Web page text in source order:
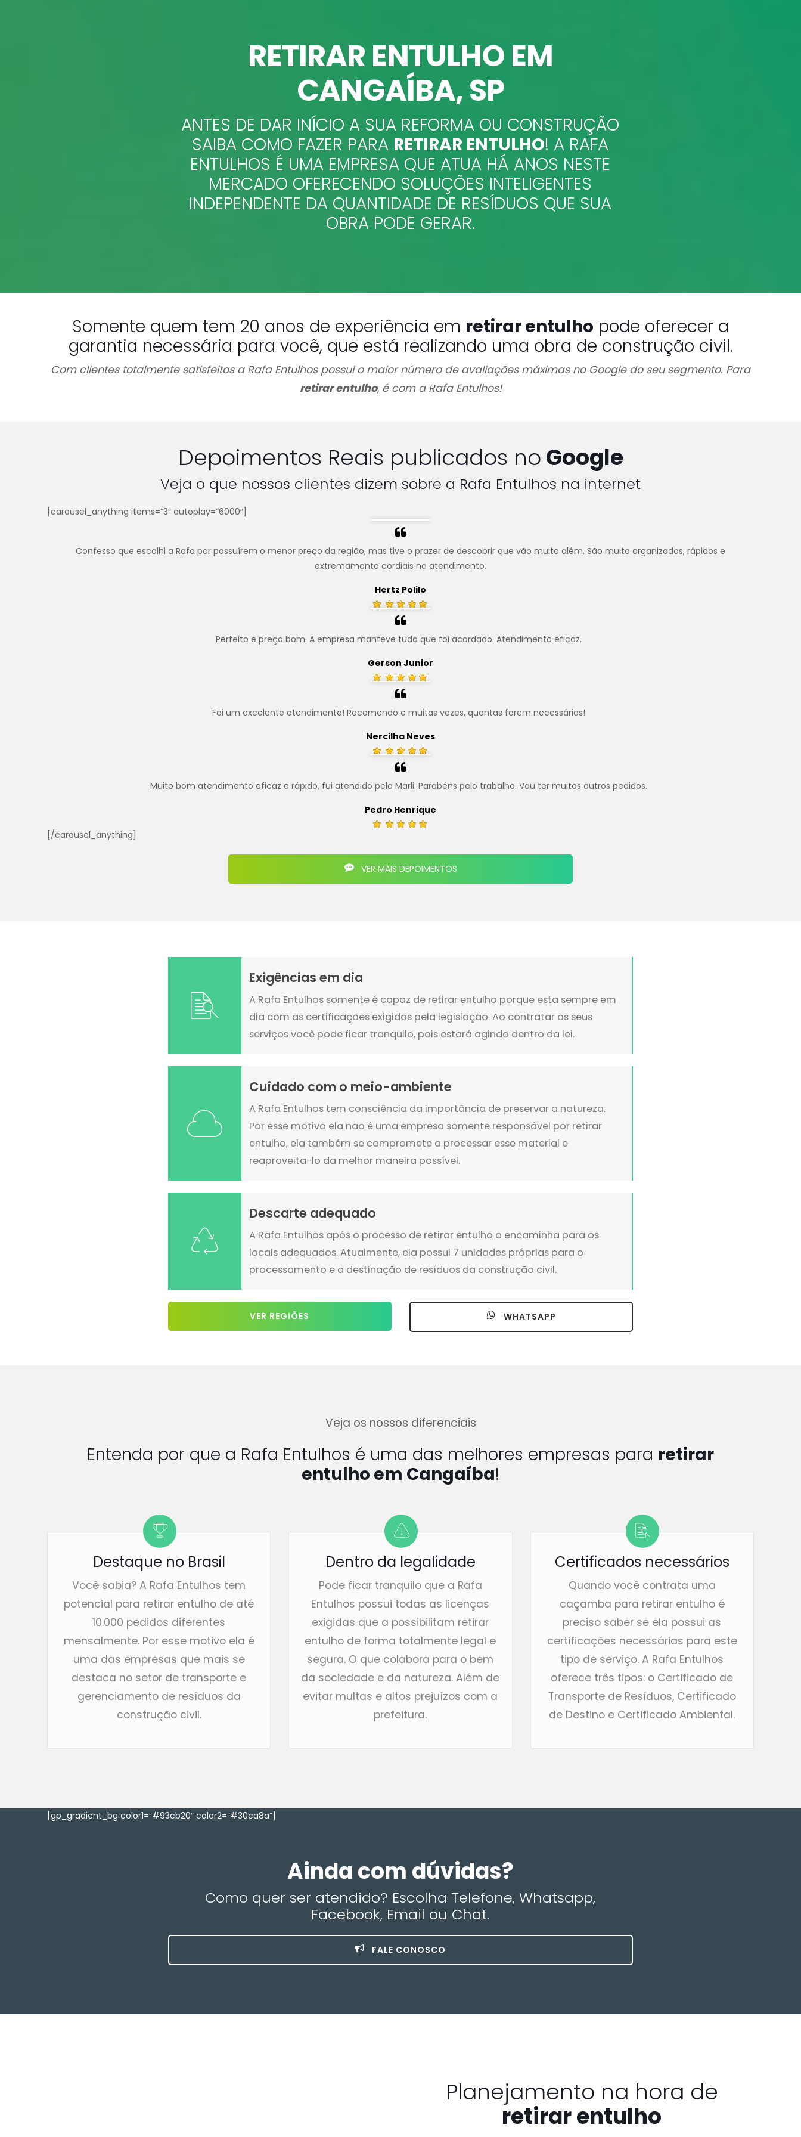
RETIRAR ENTULHO EM
CANGAÍBA, SP
ANTES DE DAR INÍCIO A SUA REFORMA OU CONSTRUÇÃO
SAIBA COMO FAZER PARA RETIRAR ENTULHO! A RAFA
ENTULHOS É UMA EMPRESA QUE ATUA HÁ ANOS NESTE
MERCADO OFERECENDO SOLUÇÕES INTELIGENTES
INDEPENDENTE DA QUANTIDADE DE RESÍDUOS QUE SUA
OBRA PODE GERAR.
Somente quem tem 20 anos de experiência em retirar entulho pode oferecer a
garantia necessária para você, que está realizando uma obra de construção civil.
Com clientes totalmente satisfeitos a Rafa Entulhos possui o maior número de avaliações máximas no Google do seu segmento. Para
retirar entulho, é com a Rafa Entulhos!
Depoimentos Reais publicados noGoogle
Veja o que nossos clientes dizem sobre a Rafa Entulhos na internet
[carousel_anything items=”3″ autoplay=”6000″]
Confesso que escolhi a Rafa por possuírem o menor preço da região, mas tive o prazer de descobrir que vão muito além. São muito organizados, rápidos e
extremamente cordiais no atendimento.
Hertz Polilo
Perfeito e preço bom. A empresa manteve tudo que foi acordado. Atendimento eficaz.
Gerson Junior
Foi um excelente atendimento! Recomendo e muitas vezes, quantas forem necessárias!
Nercilha Neves
Muito bom atendimento eficaz e rápido, fui atendido pela Marli. Parabéns pelo trabalho. Vou ter muitos outros pedidos.
Pedro Henrique
[/carousel_anything]
VER MAIS DEPOIMENTOS
Exigências em dia
A Rafa Entulhos somente é capaz de retirar entulho porque esta sempre em
dia com as certificações exigidas pela legislação. Ao contratar os seus
serviços você pode ficar tranquilo, pois estará agindo dentro da lei.
Cuidado com o meio-ambiente
A Rafa Entulhos tem consciência da importância de preservar a natureza.
Por esse motivo ela não é uma empresa somente responsável por retirar
entulho, ela também se compromete a processar esse material e
reaproveita-lo da melhor maneira possível.
Descarte adequado
A Rafa Entulhos após o processo de retirar entulho o encaminha para os
locais adequados. Atualmente, ela possui 7 unidades próprias para o
processamento e a destinação de resíduos da construção civil.
VER REGIÕES WHATSAPP
Veja os nossos diferenciais
Entenda por que a Rafa Entulhos é uma das melhores empresas para retirar
entulho em Cangaíba!
Destaque no Brasil
Você sabia? A Rafa Entulhos tem
potencial para retirar entulho de até
10.000 pedidos diferentes
mensalmente. Por esse motivo ela é
uma das empresas que mais se
destaca no setor de transporte e
gerenciamento de resíduos da
construção civil.
Dentro da legalidade
Pode ficar tranquilo que a Rafa
Entulhos possui todas as licenças
exigidas que a possibilitam retirar
entulho de forma totalmente legal e
segura. O que colabora para o bem
da sociedade e da natureza. Além de
evitar multas e altos prejuízos com a
prefeitura.
Certificados necessários
Quando você contrata uma
caçamba para retirar entulho é
preciso saber se ela possui as
certificações necessárias para este
tipo de serviço. A Rafa Entulhos
oferece três tipos: o Certificado de
Transporte de Resíduos, Certificado
de Destino e Certificado Ambiental.
[gp_gradient_bg color1=”#93cb20″ color2=”#30ca8a”]
Ainda com dúvidas?
Como quer ser atendido? Escolha Telefone, Whatsapp,
Facebook, Email ou Chat.
FALE CONOSCO
Planejamento na hora de
retirar entulho